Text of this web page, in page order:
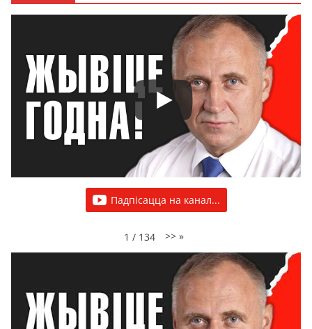
Падпісацца на канал...
1 / 134 >> »